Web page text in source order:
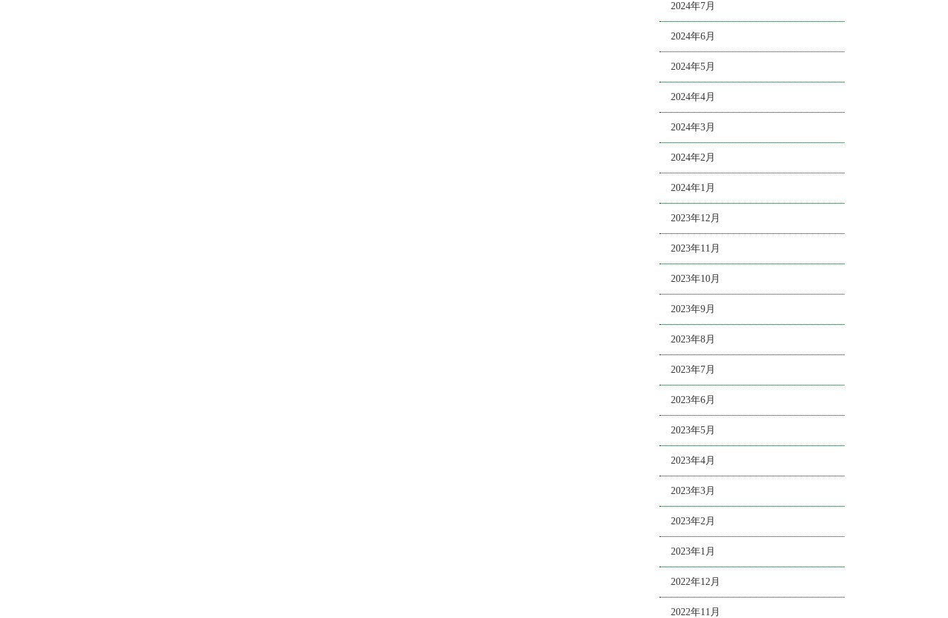
2024年7月
2024年6月
2024年5月
2024年4月
2024年3月
2024年2月
2024年1月
2023年12月
2023年11月
2023年10月
2023年9月
2023年8月
2023年7月
2023年6月
2023年5月
2023年4月
2023年3月
2023年2月
2023年1月
2022年12月
2022年11月